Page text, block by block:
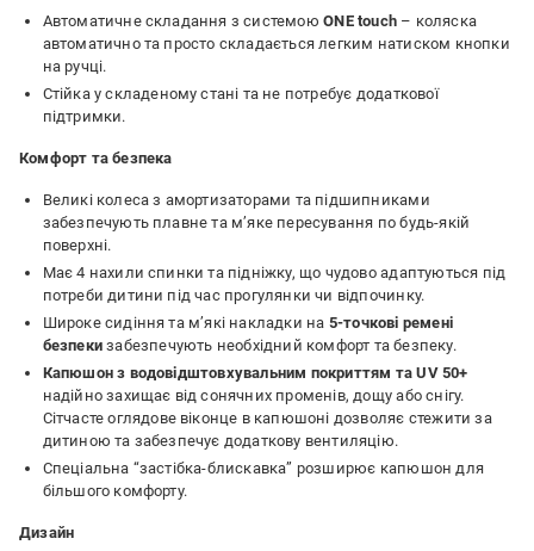
Автоматичне складання з системою ONE touch – коляска
автоматично та просто складається легким натиском кнопки
на ручці.
Стійка у складеному стані та не потребує додаткової
підтримки.
Комфорт та безпека
Великі колеса з амортизаторами та підшипниками
забезпечують плавне та м’яке пересування по будь-якій
поверхні.
Має 4 нахили спинки та підніжку, що чудово адаптуються під
потреби дитини під час прогулянки чи відпочинку.
Широке сидіння та м’які накладки на 5-точкові ремені
безпекизабезпечують необхідний комфорт та безпеку.
Капюшон з водовідштовхувальним покриттям та UV 50+
надійно захищає від сонячних променів, дощу або снігу.
Сітчасте оглядове віконце в капюшоні дозволяє стежити за
дитиною та забезпечує додаткову вентиляцію.
Спеціальна “застібка-блискавка” розширює капюшон для
більшого комфорту.
Дизайн